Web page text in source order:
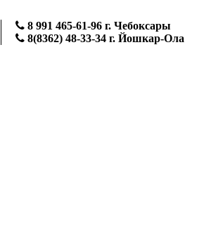
8 991 465-61-96 г. Чебоксары
8(8362) 48-33-34 г. Йошкар-Ола